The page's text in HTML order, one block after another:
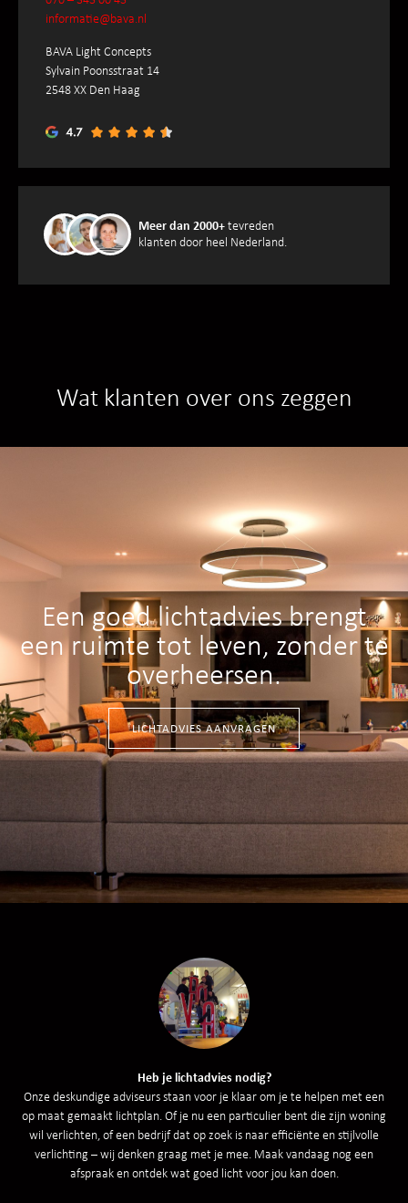
informatie@bava.nl
BAVA Light Concepts
Sylvain Poonsstraat 14
2548 XX Den Haag
Meer dan 2000+tevreden
klanten door heel Nederland.
Wat klanten over ons zeggen
Een goed lichtadvies brengt
een ruimte tot leven, zonder te
overheersen.
LICHTADVIES AANVRAGEN
Heb je lichtadvies nodig?
Onze deskundige adviseurs staan voor je klaar om je te helpen met een
op maat gemaakt lichtplan. Of je nu een particulier bent die zijn woning
wil verlichten, of een bedrijf dat op zoek is naar efficiënte en stijlvolle
verlichting – wij denken graag met je mee. Maak vandaag nog een
afspraak en ontdek wat goed licht voor jou kan doen.